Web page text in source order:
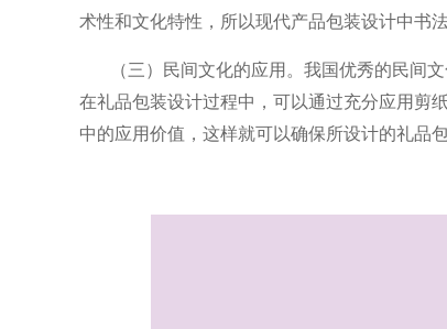
术性和文化特性，所以现代产品包装设计中书
（三）民间文化的应用。我国优秀的民间
在礼品包装设计过程中，可以通过充分应用剪
中的应用价值，这样就可以确保所设计的礼品